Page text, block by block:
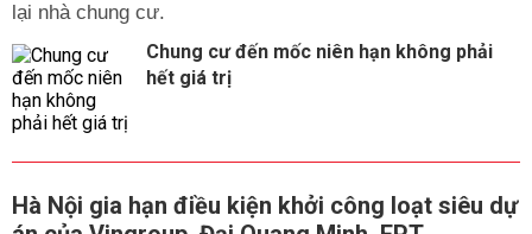
lại nhà chung cư.
Chung cư đến mốc niên hạn không phải
hết giá trị
Hà Nội gia hạn điều kiện khởi công loạt siêu dự